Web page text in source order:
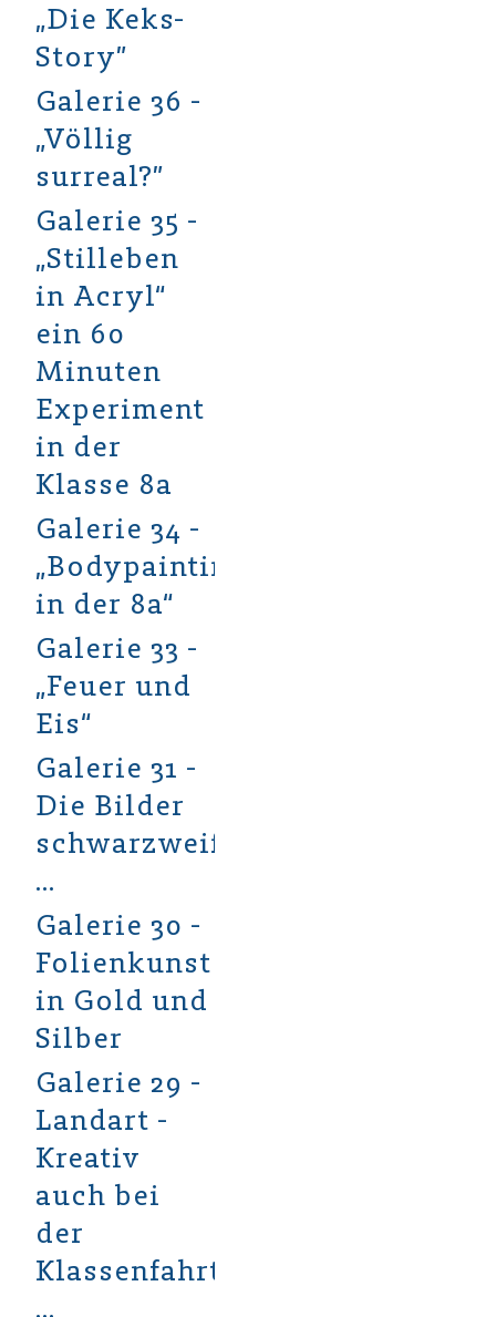
„Die Keks-
Story”
Galerie 36 -
„Völlig
surreal?”
Galerie 35 -
„Stilleben
in Acryl“
ein 60
Minuten
Experiment
in der
Klasse 8a
Galerie 34 -
„Bodypainting
in der 8a“
Galerie 33 -
„Feuer und
Eis“
Galerie 31 -
Die Bilder
schwarzweiß
...
Galerie 30 -
Folienkunst
in Gold und
Silber
Galerie 29 -
Landart -
Kreativ
auch bei
der
Klassenfahrt
...